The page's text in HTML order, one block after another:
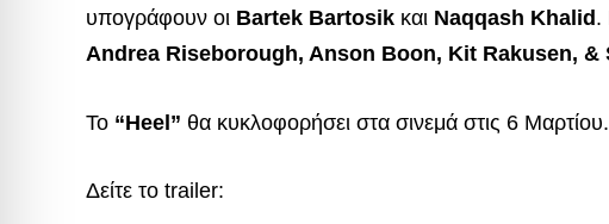
υπογράφουν οι Bartek Bartosik και Naqqash Khalid.
Andrea Riseborough, Anson Boon, Kit Rakusen,
Το “Heel” θα κυκλοφορήσει στα σινεμά στις 6 Μαρτίου.
Δείτε το trailer: